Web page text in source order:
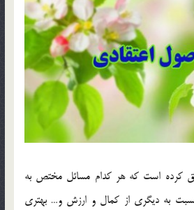
كرده است كه هر كدام مسائل مختص به
به ديگري از كمال و ارزش و… بهتري